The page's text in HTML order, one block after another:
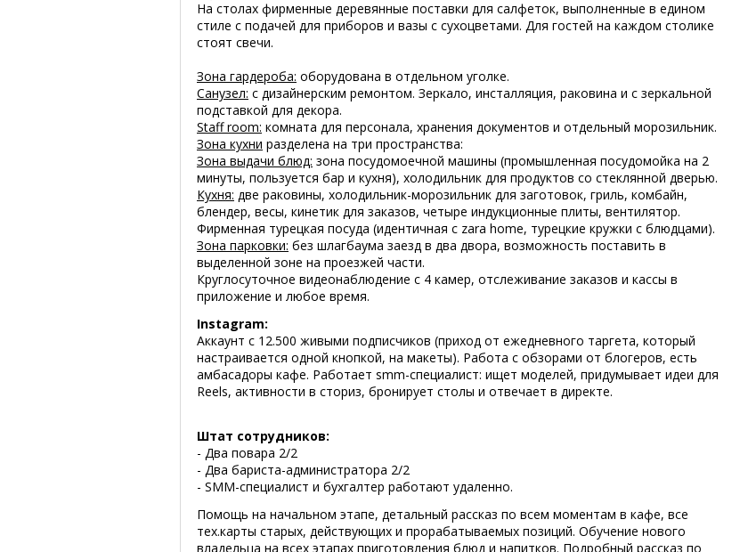
На столах фирменные деревянные поставки для салфеток, выполненные в едином
стиле с подачей для приборов и вазы с сухоцветами. Для гостей на каждом столике
стоят свечи.
Зона гардероба: оборудована в отдельном уголке.
Санузел: с дизайнерским ремонтом. Зеркало, инсталляция, раковина и с зеркальной
подставкой для декора.
Staff room: комната для персонала, хранения документов и отдельный морозильник.
Зона кухни разделена на три пространства:
Зона выдачи блюд: зона посудомоечной машины (промышленная посудомойка на 2
минуты, пользуется бар и кухня), холодильник для продуктов со стеклянной дверью.
Кухня: две раковины, холодильник-морозильник для заготовок, гриль, комбайн,
блендер, весы, кинетик для заказов, четыре индукционные плиты, вентилятор.
Фирменная турецкая посуда (идентичная с zara home, турецкие кружки с блюдцами).
Зона парковки: без шлагбаума заезд в два двора, возможность поставить в
выделенной зоне на проезжей части.
Круглосуточное видеонаблюдение с 4 камер, отслеживание заказов и кассы в
приложение и любое время.
Instagram:
Аккаунт с 12.500 живыми подписчиков (приход от ежедневного таргета, который
настраивается одной кнопкой, на макеты). Работа с обзорами от блогеров, есть
амбасадоры кафе. Работает smm-специалист: ищет моделей, придумывает идеи для
Reels, активности в сториз, бронирует столы и отвечает в директе.
Штат сотрудников:
- Два повара 2/2
- Два бариста-администратора 2/2
- SMM-специалист и бухгалтер работают удаленно.
Помощь на начальном этапе, детальный рассказ по всем моментам в кафе, все
тех.карты старых, действующих и прорабатываемых позиций. Обучение нового
владельца на всех этапах приготовления блюд и напитков. Подробный рассказ по